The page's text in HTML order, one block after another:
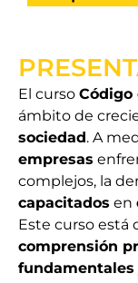
El curso Código
ámbito de
sociedad. A
empresas
complejos, la
capacitados en
Este curso está
comprensión
fundamentales